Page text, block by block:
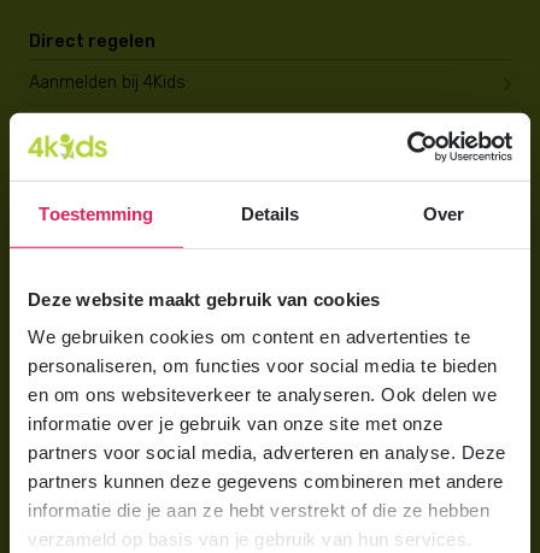
Toestemming Details Over
Deze website maakt gebruik van cookies
We gebruiken cookies om content en advertenties te
personaliseren, om functies voor social media te bieden
en om ons websiteverkeer te analyseren. Ook delen we
informatie over je gebruik van onze site met onze
partners voor social media, adverteren en analyse. Deze
partners kunnen deze gegevens combineren met andere
informatie die je aan ze hebt verstrekt of die ze hebben
verzameld op basis van je gebruik van hun services.
Direct regelen
Aanmelden bij 4Kids
Brochure aanvragen
Voor ouders
Wat kost een gastouder?
Hoe vind ik een gastouder?
Voor gastouders
Gastouder worden bij 4Kids
Hoe vind ik gastkinderen?